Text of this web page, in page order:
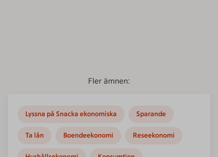
Fler ämnen:
Lyssna på Snacka ekonomiska Sparande
Ta lån Boendeekonomi Reseekonomi